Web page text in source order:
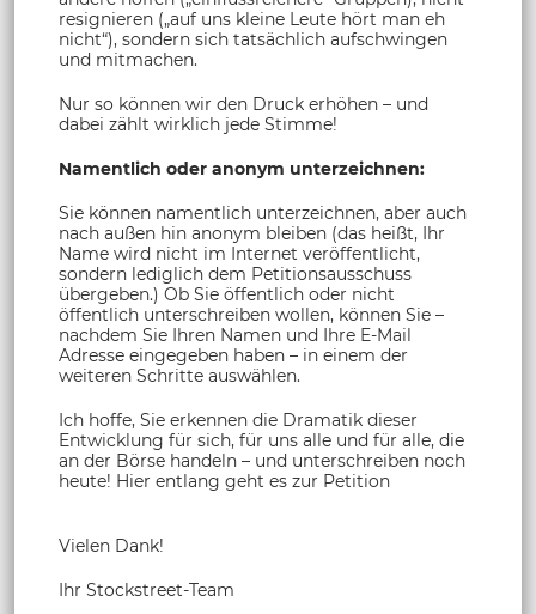
resignieren („auf uns kleine Leute hört man eh
nicht“), sondern sich tatsächlich aufschwingen
und mitmachen.
Nur so können wir den Druck erhöhen – und
dabei zählt wirklich jede Stimme!
Namentlich oder anonym unterzeichnen:
Sie können namentlich unterzeichnen, aber auch
nach außen hin anonym bleiben (das heißt, Ihr
Name wird nicht im Internet veröffentlicht,
sondern lediglich dem Petitionsausschuss
übergeben.) Ob Sie öffentlich oder nicht
öffentlich unterschreiben wollen, können Sie –
nachdem Sie Ihren Namen und Ihre E-Mail
Adresse eingegeben haben – in einem der
weiteren Schritte auswählen.
Ich hoffe, Sie erkennen die Dramatik dieser
Entwicklung für sich, für uns alle und für alle, die
an der Börse handeln – und unterschreiben noch
heute! Hier entlang geht es zur Petition
Vielen Dank!
Ihr Stockstreet-Team